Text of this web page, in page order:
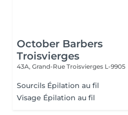
October Barbers
Troisvierges
43A, Grand-Rue Troisvierges L-9905
Sourcils Épilation au fil
Visage Épilation au fil